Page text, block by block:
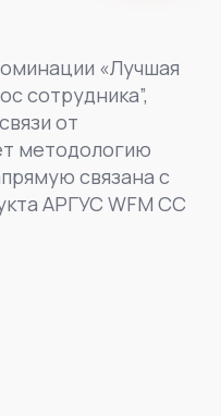
«Лучшая
сотрудника”,
от
методологию
связана с
АРГУС WFM CC